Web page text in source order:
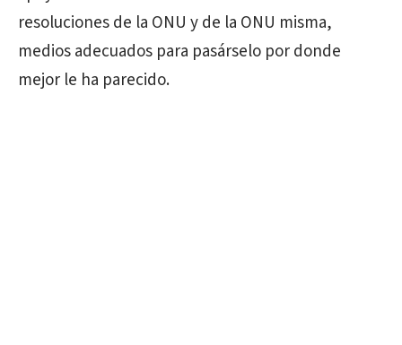
resoluciones de la ONU y de la ONU misma,
medios adecuados para pasárselo por donde
mejor le ha parecido.